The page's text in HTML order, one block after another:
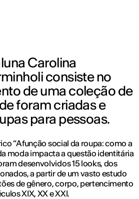
Carolina
consiste no
de uma coleção de
foram criadas e
para pessoas.
“A função social da roupa: como a
moda impacta a questão identitária
desenvolvidos 15 looks, dos
a partir de um vasto estudo
de gênero, corpo, pertencimento
XIX, XX e XXI.